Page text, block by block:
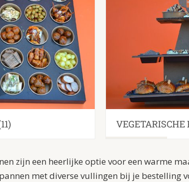
VEGETARISCHE
zijn een heerlijke optie voor een warme
met diverse vullingen bij je